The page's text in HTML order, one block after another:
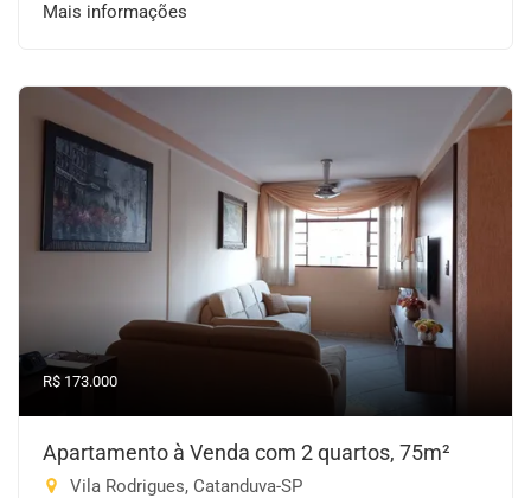
Mais informações
R$ 173.000
Apartamento à Venda com 2 quartos, 75m²
Vila Rodrigues, Catanduva-SP